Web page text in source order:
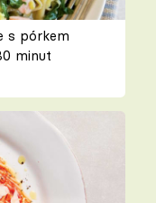
s pórkem
minut